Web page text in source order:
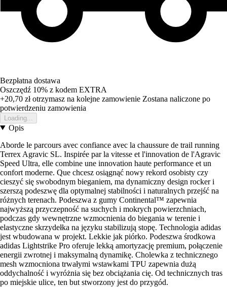
Bezpłatna dostawa
Oszczędź 10% z kodem EXTRA
+20,70 złotrzymasz na kolejne zamowienie Zostana naliczone po
potwierdzeniu zamowienia
Loading...
Opis
Aborde le parcours avec confiance avec la chaussure de trail running
Terrex Agravic SL. Inspirée par la vitesse et l'innovation de l'Agravic
Speed Ultra, elle combine une innovation haute performance et un
confort moderne. Que chcesz osiągnąć nowy rekord osobisty czy
cieszyć się swobodnym bieganiem, ma dynamiczny design rocker i
szerszą podeszwę dla optymalnej stabilności i naturalnych przejść na
różnych terenach. Podeszwa z gumy Continental™ zapewnia
najwyższą przyczepność na suchych i mokrych powierzchniach,
podczas gdy wewnętrzne wzmocnienia do biegania w terenie i
elastyczne skrzydełka na języku stabilizują stopę. Technologia adidas
jest wbudowana w projekt. Lekkie jak piórko. Podeszwa środkowa
adidas Lightstrike Pro oferuje lekką amortyzację premium, połączenie
energii zwrotnej i maksymalną dynamikę. Cholewka z technicznego
mesh wzmocniona trwałymi wstawkami TPU zapewnia dużą
oddychalność i wyróżnia się bez obciążania cię. Od technicznych tras
po miejskie ulice, ten but stworzony jest do przygód.